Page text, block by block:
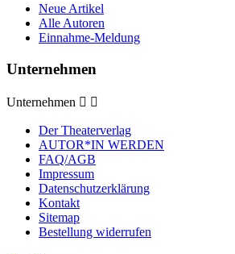
Neue Artikel
Alle Autoren
Einnahme-Meldung
Unternehmen
Unternehmen  
Der Theaterverlag
AUTOR*IN WERDEN
FAQ/AGB
Impressum
Datenschutzerklärung
Kontakt
Sitemap
Bestellung widerrufen